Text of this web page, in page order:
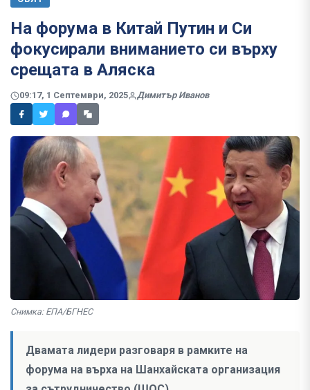
На форума в Китай Путин и Си
фокусирали вниманието си върху
срещата в Аляска
09:17, 1 Септември, 2025 Димитър Иванов
Снимка: ЕПА/БГНЕС
Двамата лидери разговаря в рамките на
форума на върха на Шанхайската организация